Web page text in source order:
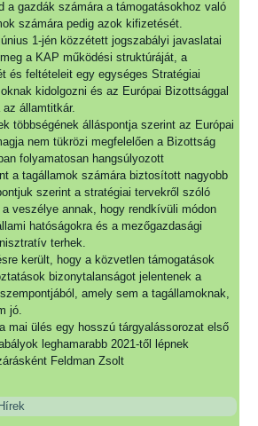
a gazdák számára a támogatásokhoz való
számára pedig azok kifizetését.
1-jén közzétett jogszabályi javaslatai
a KAP működési struktúráját, a
és feltételeit egy egységes Stratégiai
kidolgozni és az Európai Bizottsággal
az államtitkár.
többségének álláspontja szerint az Európai
nem tükrözi megfelelően a Bizottság
folyamatosan hangsúlyozott
a tagállamok számára biztosított nagyobb
szerint a stratégiai tervekről szóló
veszélye annak, hogy rendkívüli módon
hatóságokra és a mezőgazdasági
terhek.
került, hogy a közvetlen támogatások
bizonytalanságot jelentenek a
amely sem a tagállamoknak,
jó.
mai ülés egy hosszú tárgyalássorozat első
leghamarabb 2021-től lépnek
Feldman Zsolt